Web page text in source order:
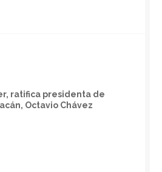
ratifica presidenta de
Octavio Chávez